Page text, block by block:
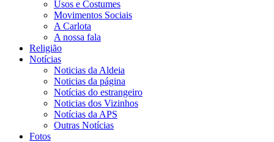
Usos e Costumes
Movimentos Sociais
A Carlota
A nossa fala
Religião
Notícias
Noticias da Aldeia
Noticias da página
Notícias do estrangeiro
Noticias dos Vizinhos
Notícias da APS
Outras Notícias
Fotos